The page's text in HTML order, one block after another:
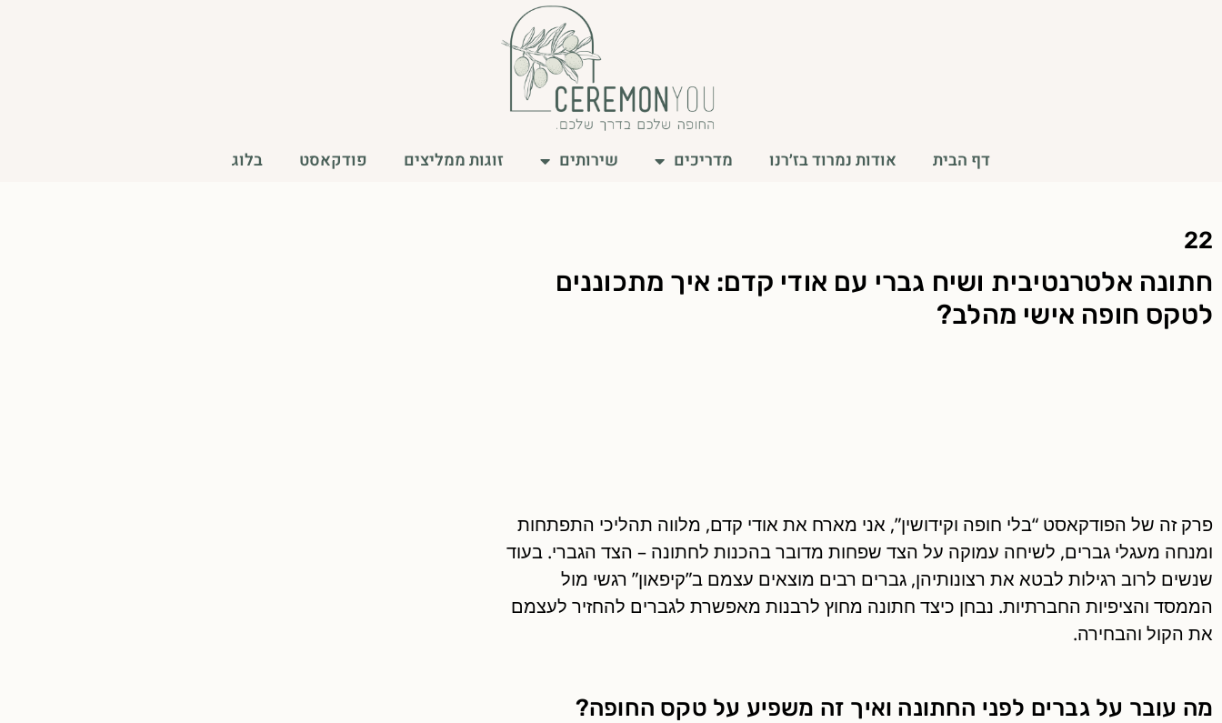
דף הבית אודות נמרוד בז׳רנו מדריכים שירותים זוגות ממליצים פודקאסט בלוג
22
חתונה אלטרנטיבית ושיח גברי עם אודי קדם: איך מתכוננים
לטקס חופה אישי מהלב?
פרק זה של הפודקאסט “בלי חופה וקידושין”, אני מארח את אודי קדם, מלווה תהליכי התפתחות
ומנחה מעגלי גברים, לשיחה עמוקה על הצד שפחות מדובר בהכנות לחתונה – הצד הגברי. בעוד
שנשים לרוב רגילות לבטא את רצונותיהן, גברים רבים מוצאים עצמם ב”קיפאון” רגשי מול
הממסד והציפיות החברתיות. נבחן כיצד חתונה מחוץ לרבנות מאפשרת לגברים להחזיר לעצמם
את הקול והבחירה.
מה עובר על גברים לפני החתונה ואיך זה משפיע על טקס החופה?